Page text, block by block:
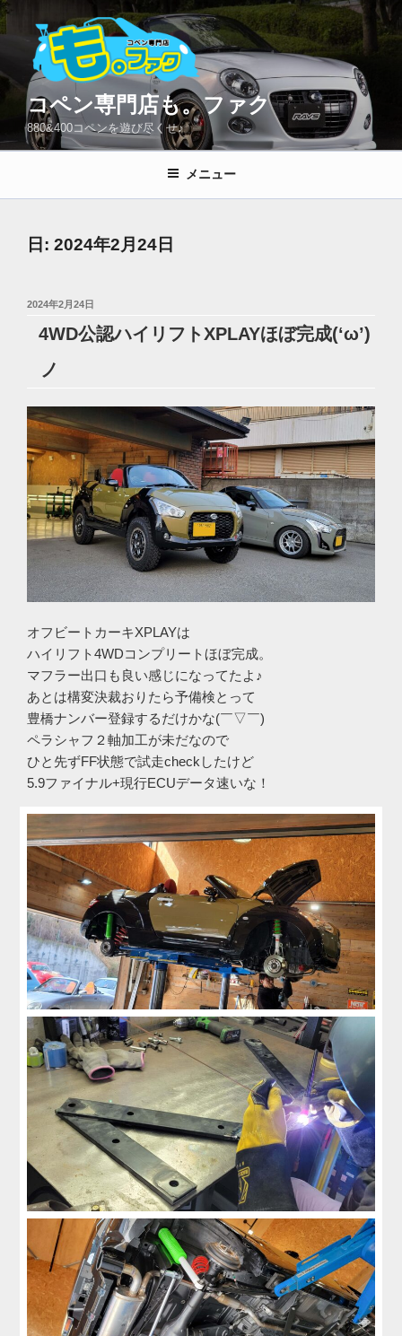
コ
ン
ン
ス
プ
コペン専門店も。ファク
880&400コペンを遊び尽くせ♪
メニュー
日: 2024年2月24日
投
日:
2024年2月24日
4WD公認ハイリフトXPLAYほぼ完成(‘ω’)
ノ
オフビートカーキXPLAYは
ハイリフト4WDコンプリートほぼ完成。
マフラー出口も良い感じになってたよ♪
あとは構変決裁おりたら予備検とって
豊橋ナンバー登録するだけかな(￣▽￣)
ペラシャフ２軸加工が未だなので
ひと先ずFF状態で試走checkしたけど
5.9ファイナル+現行ECUデータ速いな！